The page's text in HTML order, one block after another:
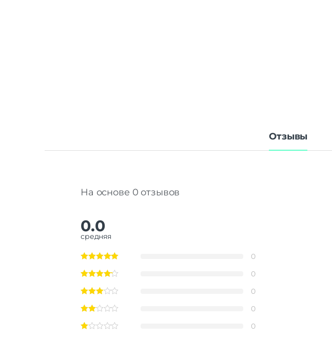
Отзывы
На основе 0 отзывов
0.0
средняя
0
0
0
0
0